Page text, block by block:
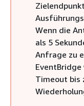
Wenn die
als 5
Anfrage zu
Timeout bis